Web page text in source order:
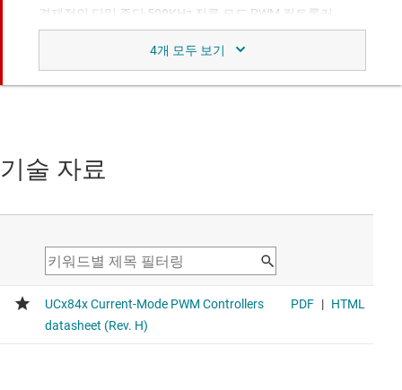
경제적인 단일 종단 500KHz 전류 모드 PWM 컨트롤러
accuracy and faster overcurrent protection
TL2842B
30V, 0.2A 고성능 500KHz 전류 모드 PWM
기술 자료